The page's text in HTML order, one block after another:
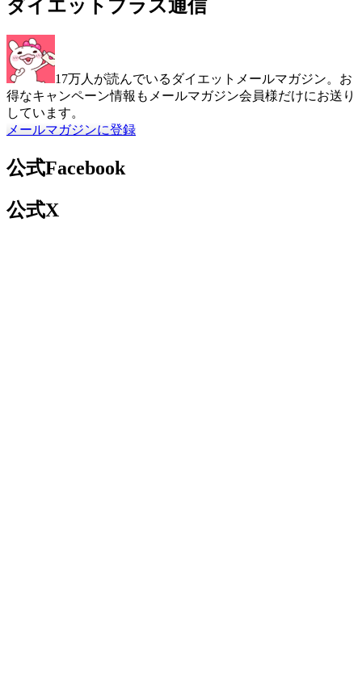
ダイエットプラス通信
17万人が読んでいるダイエットメールマガジン。お
得なキャンペーン情報もメールマガジン会員様だけにお送り
しています。
メールマガジンに登録
公式Facebook
公式X